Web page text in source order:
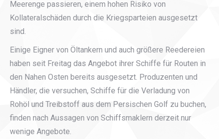
Meerenge passieren, einem hohen Risiko von
Kollateralschäden durch die Kriegsparteien ausgesetzt
sind.
Einige Eigner von Öltankern und auch größere Reedereien
haben seit Freitag das Angebot ihrer Schiffe für Routen in
den Nahen Osten bereits ausgesetzt. Produzenten und
Händler, die versuchen, Schiffe für die Verladung von
Rohöl und Treibstoff aus dem Persischen Golf zu buchen,
finden nach Aussagen von Schiffsmaklern derzeit nur
wenige Angebote.